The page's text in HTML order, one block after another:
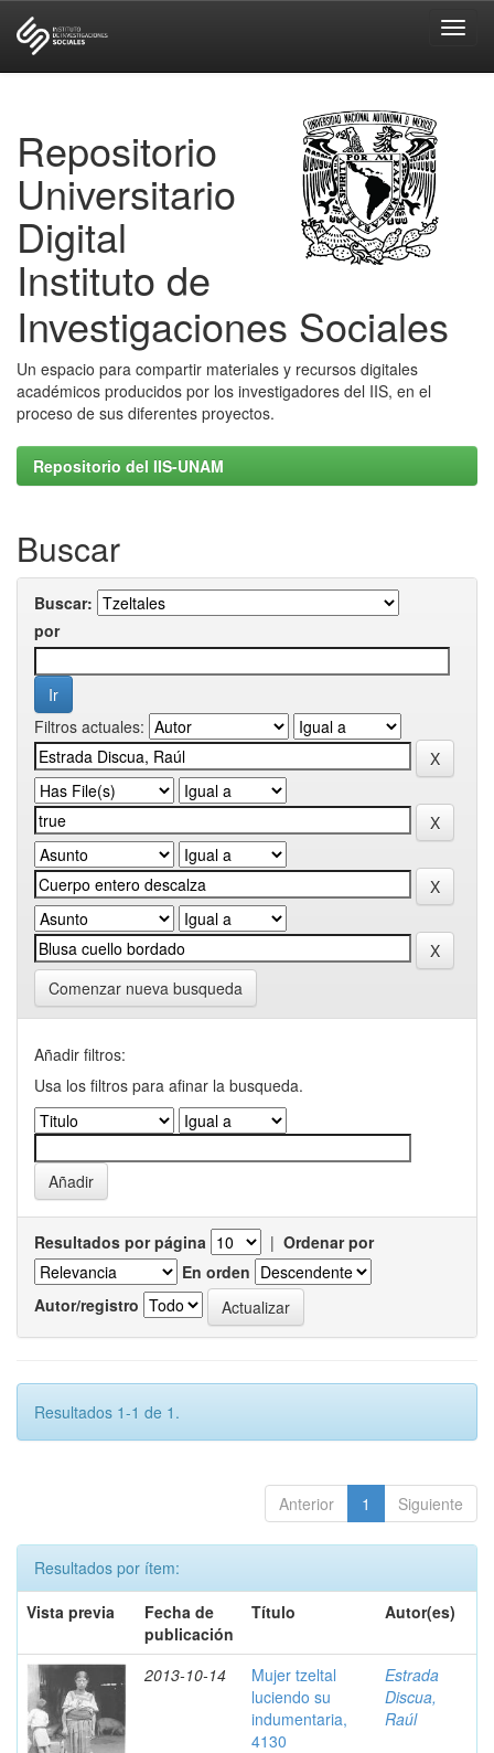
Repositorio
Universitario
Digital
Instituto de
Investigaciones Sociales
Un espacio para compartir materiales y recursos digitales
académicos producidos por los investigadores del IIS, en el
proceso de sus diferentes proyectos.
Repositorio del IIS-UNAM
Buscar
Buscar:
por
Filtros actuales:
Comenzar nueva busqueda
Añadir filtros:
Usa los filtros para afinar la busqueda.
Resultados por página | Ordenar por
En orden
Autor/registro
Resultados 1-1 de 1.
Anterior 1 Siguiente
Resultados por ítem:
Vista previa
Fecha de
publicación
Título Autor(es)
2013-10-14
Mujer tzeltal
luciendo su
indumentaria,
4130
Estrada
Discua,
Raúl